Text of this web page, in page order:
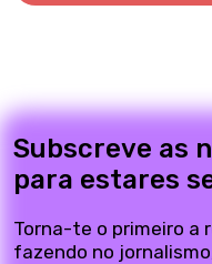
Subscreve as
para estares
Torna-te o primeiro a
fazendo no